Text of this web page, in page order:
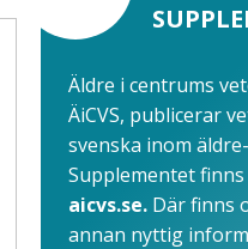
Äldre i centrums
ÄiCVS, publicerar
svenska inom
Supplementet
aicvs.se. Där finns
annan nyttig